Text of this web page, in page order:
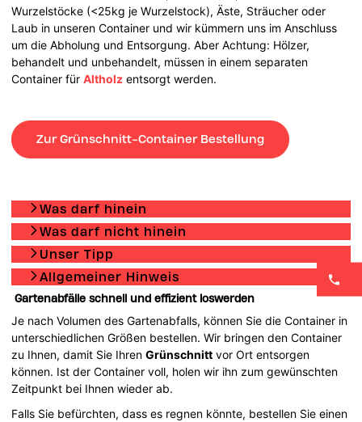
Wurzelstöcke (<25kg je Wurzelstock), Äste, Sträucher oder
Laub in unseren Container und wir kümmern uns im Anschluss
um die Abholung und Entsorgung. Aber Achtung: Hölzer,
behandelt und unbehandelt, müssen in einem separaten
Container fürAltholz entsorgt werden.
Zur Grünschnitt-Container Bestellung
Was darf hinein
Was darf nicht hinein
Unser Tipp
Allgemeiner Hinweis
Gartenabfälle schnell und effizient loswerden
Je nach Volumen des Gartenabfalls, können Sie die Container in
unterschiedlichen Größen bestellen. Wir bringen den Container
zu Ihnen, damit Sie IhrenGrünschnitt vor Ort entsorgen
können. Ist der Container voll, holen wir ihn zum gewünschten
Zeitpunkt bei Ihnen wieder ab.
Falls Sie befürchten, dass es regnen könnte, bestellen Sie einen